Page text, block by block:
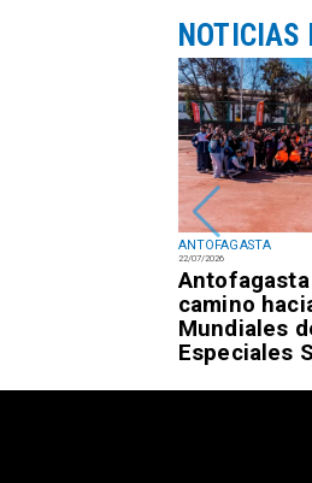
ANTOFAGASTA
22/07/2026
camino
Mundiales
Especiales
NOTICIAS